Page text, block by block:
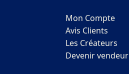
Mon Compte
Avis Clients
Les Créateurs
Devenir vendeur